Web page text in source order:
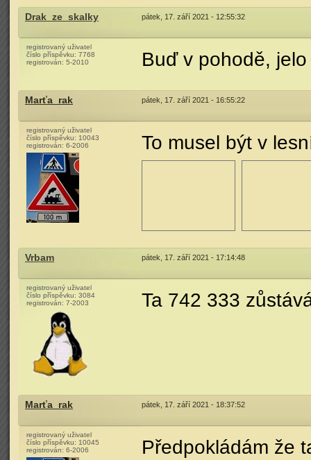
Drak_ze_skalky pátek, 17. září 2021 - 12:55:32
registrovaný uživatel
číslo příspěvku: 7768
registrován: 5-2010 Buď v pohodě,
Marťa_rak pátek, 17. září 2021 - 16:55:22
registrovaný uživatel
číslo příspěvku: 10043
registrován: 6-2006 To musel být v
Vrbam pátek, 17. září 2021 - 17:14:48
registrovaný uživatel
číslo příspěvku: 3084
registrován: 7-2003 Ta 742 333
Marťa_rak pátek, 17. září 2021 - 18:37:52
registrovaný uživatel
číslo příspěvku: 10045
registrován: 6-2006 Předpokládám že